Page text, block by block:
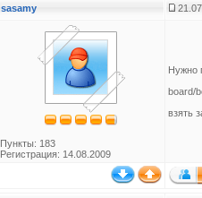
sasamy
Пункты: 183
Регистрация: 14.08.2009
Нужно
board/
взять